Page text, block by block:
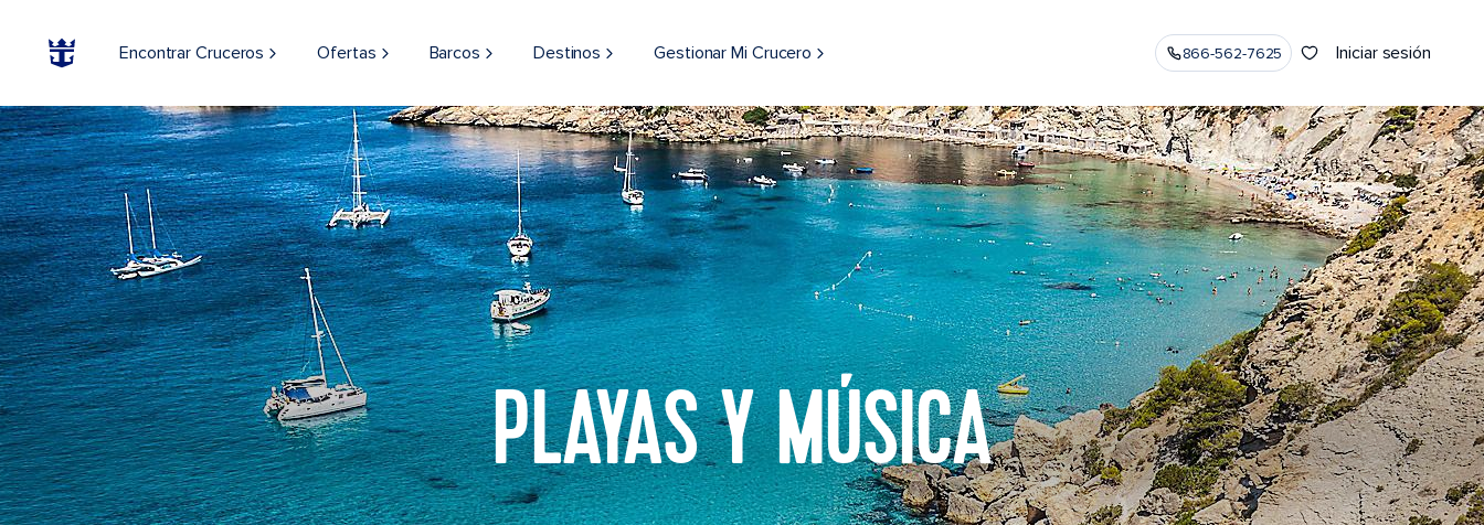
Encontrar Cruceros Ofertas Barcos Destinos Gestionar Mi Crucero 866-562-7625 Iniciar sesión
PLAYAS Y MÚSICA